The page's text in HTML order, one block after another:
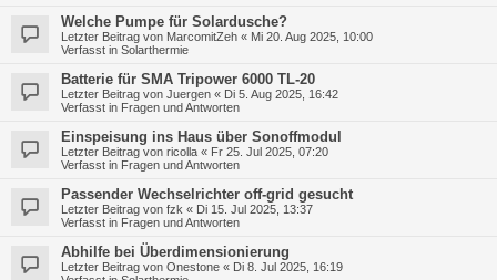
Welche Pumpe für Solardusche?
Letzter Beitrag von MarcomitZeh « Mi 20. Aug 2025, 10:00
Verfasst in Solarthermie
Batterie für SMA Tripower 6000 TL-20
Letzter Beitrag von Juergen « Di 5. Aug 2025, 16:42
Verfasst in Fragen und Antworten
Einspeisung ins Haus über Sonoffmodul
Letzter Beitrag von ricolla « Fr 25. Jul 2025, 07:20
Verfasst in Fragen und Antworten
Passender Wechselrichter off-grid gesucht
Letzter Beitrag von fzk « Di 15. Jul 2025, 13:37
Verfasst in Fragen und Antworten
Abhilfe bei Überdimensionierung
Letzter Beitrag von Onestone « Di 8. Jul 2025, 16:19